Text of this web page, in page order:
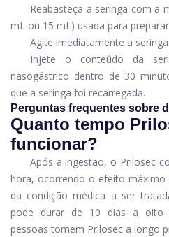
Reabasteça a seringa com a
mL ou 15 mL) usada para
Agite imediatamente a seringa.
Injete o conteúdo da
nasogástrico dentro de 30
que a seringa foi recarregada.
Perguntas frequentes sobre
Quanto tempo
funcionar?
Após a ingestão, o Prilosec
hora, ocorrendo o efeito máximo
da condição médica a ser
pode durar de 10 dias a oito
pessoas tomem Prilosec a longo